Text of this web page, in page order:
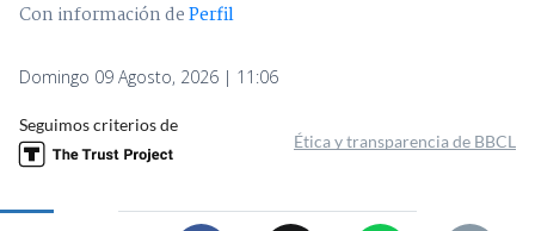
Con información dePerfil
Domingo 09 Agosto, 2026 | 11:06
Seguimos criterios de
Ética y transparencia de BBCL